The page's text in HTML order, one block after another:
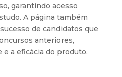
garantindo acesso
A página também
de candidatos que
anteriores,
a eficácia do produto.